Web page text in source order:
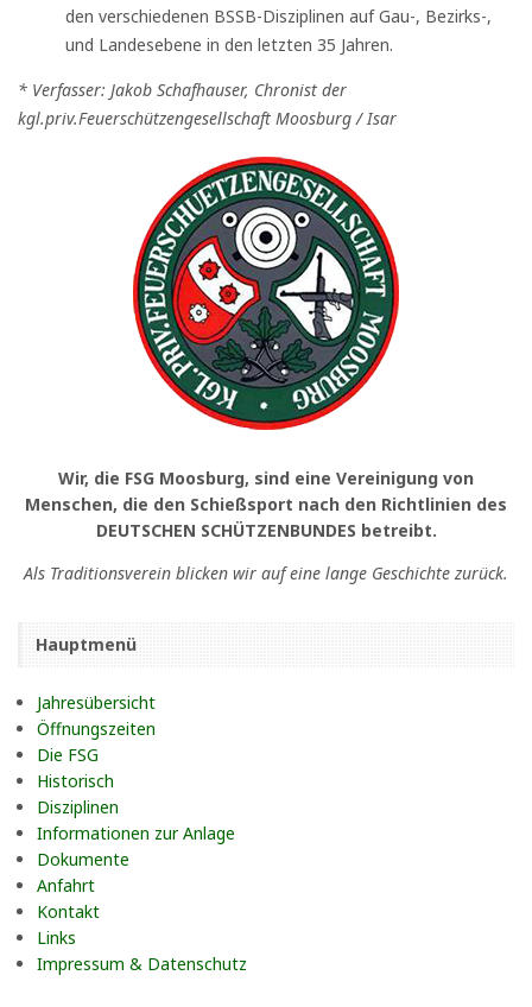
den verschiedenen BSSB-Disziplinen auf Gau-, Bezirks-,
und Landesebene in den letzten 35 Jahren.
* Verfasser: Jakob Schafhauser, Chronist der
kgl.priv.Feuerschützengesellschaft Moosburg / Isar
Wir, die FSG Moosburg, sind eine Vereinigung von
Menschen, die den Schießsport nach den Richtlinien des
DEUTSCHEN SCHÜTZENBUNDES betreibt.
Als Traditionsverein blicken wir auf eine lange Geschichte zurück.
Hauptmenü
Jahresübersicht
Öffnungszeiten
Die FSG
Historisch
Disziplinen
Informationen zur Anlage
Dokumente
Anfahrt
Kontakt
Links
Impressum & Datenschutz